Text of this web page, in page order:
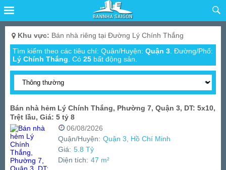
Khu vực: Bán nhà riêng tại Đường Lý Chính Thắng
Tìm kiếm theo các tiêu chí: Quận/Huyện: Quận 3 . Đường/Phố:
Lý Chính Thắng Có 25 bất động sản.
Bán nhà hẻm Lý Chính Thắng, Phường 7, Quận 3, DT: 5x10,
Trệt lầu, Giá: 5 tỷ 8
06/08/2026
Quận/Huyện: Quận 3, Hồ Chí Minh
Giá: 5.8 Tỷ
Diện tích: 47 m²